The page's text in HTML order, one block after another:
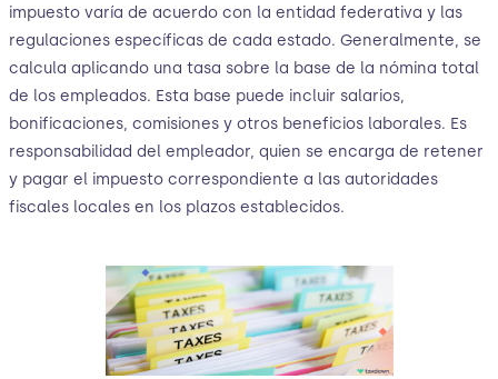
impuesto varía de acuerdo con la entidad federativa y las
regulaciones específicas de cada estado. Generalmente, se
calcula aplicando una tasa sobre la base de la nómina total
de los empleados. Esta base puede incluir salarios,
bonificaciones, comisiones y otros beneficios laborales. Es
responsabilidad del empleador, quien se encarga de retener
y pagar el impuesto correspondiente a las autoridades
fiscales locales en los plazos establecidos.